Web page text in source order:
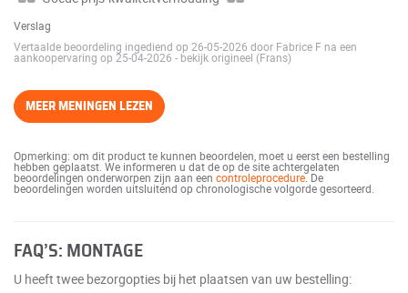
Verslag
Vertaalde beoordeling ingediend op 26-05-2026 door Fabrice F na een
aankoopervaring op 25-04-2026 - bekijk origineel (Frans)
MEER MENINGEN LEZEN
Opmerking: om dit product te kunnen beoordelen, moet u eerst een bestelling
hebben geplaatst. We informeren u dat de op de site achtergelaten
beoordelingen onderworpen zijn aan een controleprocedure. De
beoordelingen worden uitsluitend op chronologische volgorde gesorteerd.
FAQ’S: MONTAGE
U heeft twee bezorgopties bij het plaatsen van uw bestelling: